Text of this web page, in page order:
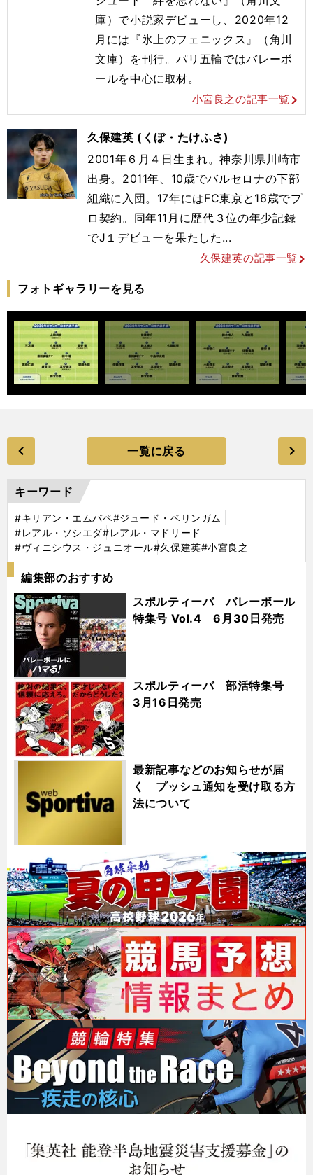
庫）で小説家デビューし、2020年12
月には『氷上のフェニックス』（角川
文庫）を刊行。パリ五輪ではバレーボ
ールを中心に取材。
小宮良之の記事一覧
久保建英 (くぼ・たけふさ)
2001年６月４日生まれ。神奈川県川崎市
出身。2011年、10歳でバルセロナの下部
組織に入団。17年にはFC東京と16歳でプ
ロ契約。同年11月に歴代３位の年少記録
でJ１デビューを果たした...
久保建英の記事一覧
フォトギャラリーを見る
一覧に戻る
キーワード
#キリアン・エムバペ#ジュード・ベリンガム
#レアル・ソシエダ#レアル・マドリード
#ヴィニシウス・ジュニオール#久保建英#小宮良之
編集部のおすすめ
スポルティーバ バレーボール
特集号 Vol.4 6月30日発売
スポルティーバ 部活特集号
3月16日発売
最新記事などのお知らせが届
く プッシュ通知を受け取る方
法について